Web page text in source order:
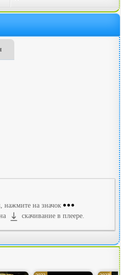
нажмите на значок
скачивание в плеере.